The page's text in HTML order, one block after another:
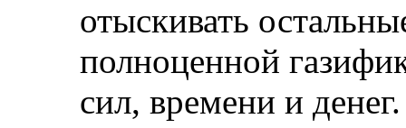
отыскивать
полноценной
сил, времени и